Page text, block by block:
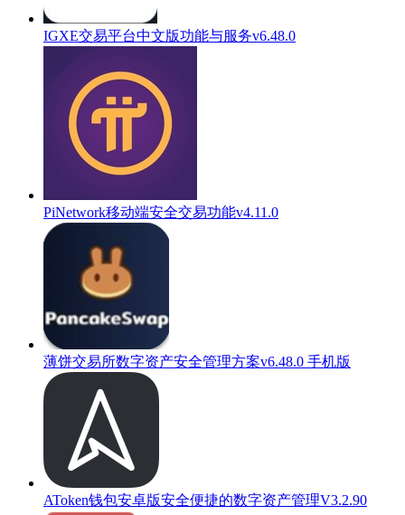
IGXE交易平台中文版功能与服务v6.48.0
PiNetwork移动端安全交易功能v4.11.0
薄饼交易所数字资产安全管理方案v6.48.0 手机版
AToken钱包安卓版安全便捷的数字资产管理V3.2.90